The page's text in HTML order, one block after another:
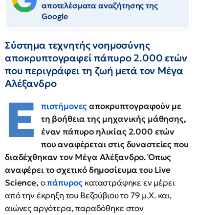
αποτελέσματα αναζήτησης της
Google
Σύστημα τεχνητής νοημοσύνης
αποκρυπτογραφεί πάπυρο 2.000 ετών
που περιγράφει τη ζωή μετά τον Μέγα
Αλέξανδρο
E πιστήμονεςαποκρυπτογραφούν με
τη βοήθεια της μηχανικής μάθησης,
έναν πάπυρο ηλικίας 2.000 ετών
που αναφέρεται στις δυναστείες που
διαδέχθηκαν τον Μέγα Αλέξανδρο. Όπως
αναφέρει το σχετικό δημοσίευμα του Live
Science, οπάπυρος καταστράφηκε εν μέρει
από την έκρηξη του Βεζούβιου το 79 μ.Χ. και,
αιώνες αργότερα, παραδόθηκε στον